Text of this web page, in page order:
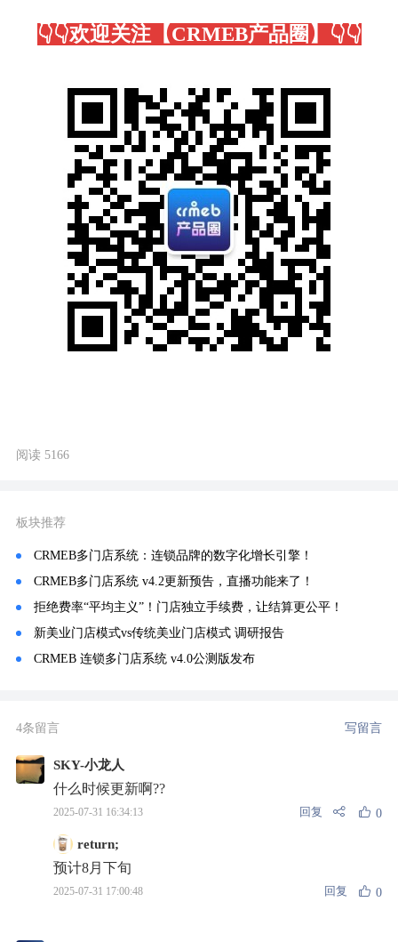
👇👇欢迎关注【CRMEB产品圈】👇👇
阅读 5166
板块推荐
CRMEB多门店系统：连锁品牌的数字化增长引擎！
CRMEB多门店系统 v4.2更新预告，直播功能来了！
拒绝费率“平均主义”！门店独立手续费，让结算更公平！
新美业门店模式vs传统美业门店模式 调研报告
CRMEB 连锁多门店系统 v4.0公测版发布
4条留言 写留言
SKY-小龙人
什么时候更新啊??
2025-07-31 16:34:13 回复 0
return;
预计8月下旬
2025-07-31 17:00:48 回复 0